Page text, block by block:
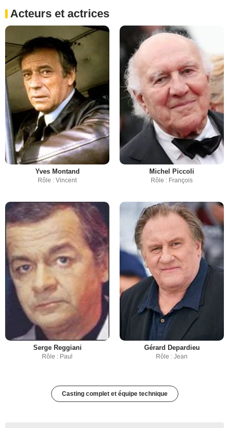
Acteurs et actrices
Yves Montand
Rôle : Vincent
Michel Piccoli
Rôle : François
Serge Reggiani
Rôle : Paul
Gérard Depardieu
Rôle : Jean
Casting complet et équipe technique